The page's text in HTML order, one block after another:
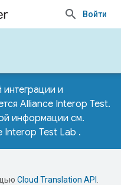
Войти
интеграции и
Alliance Interop Test.
информации см.
Interop Test Lab .
Cloud Translation API